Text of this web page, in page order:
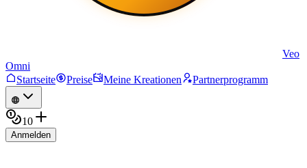
Veo
Omni
Startseite
Preise Meine Kreationen Partnerprogramm
10
Anmelden